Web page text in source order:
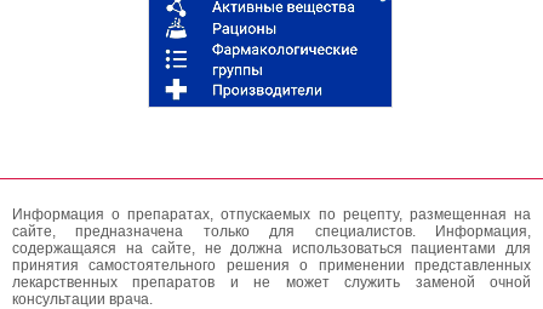
Информация о препаратах, отпускаемых по рецепту, размещенная на
сайте, предназначена только для специалистов. Информация,
содержащаяся на сайте, не должна использоваться пациентами для
принятия самостоятельного решения о применении представленных
лекарственных препаратов и не может служить заменой очной
консультации врача.